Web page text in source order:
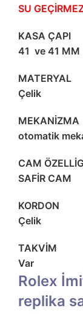
SU
KASA ÇAPI
41 ve 41 MM
MATERYAL
Çelik
MEKANİZMA
otomatik
CAM
SAFİR CAM
KORDON
Çelik
TAKVİM
Var
Rolex
replika